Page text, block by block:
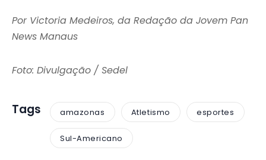
Por Victoria Medeiros, da Redação da Jovem Pan
News Manaus
Foto: Divulgação / Sedel
Tags amazonas Atletismo esportes
Sul-Americano